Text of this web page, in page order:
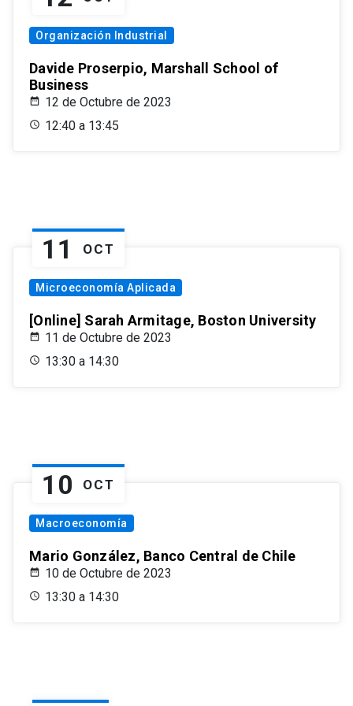
Organización Industrial
Davide Proserpio, Marshall School of
Business
12 de Octubre de 2023
12:40 a 13:45
11 OCT
Microeconomía Aplicada
[Online] Sarah Armitage, Boston University
11 de Octubre de 2023
13:30 a 14:30
10 OCT
Macroeconomía
Mario González, Banco Central de Chile
10 de Octubre de 2023
13:30 a 14:30